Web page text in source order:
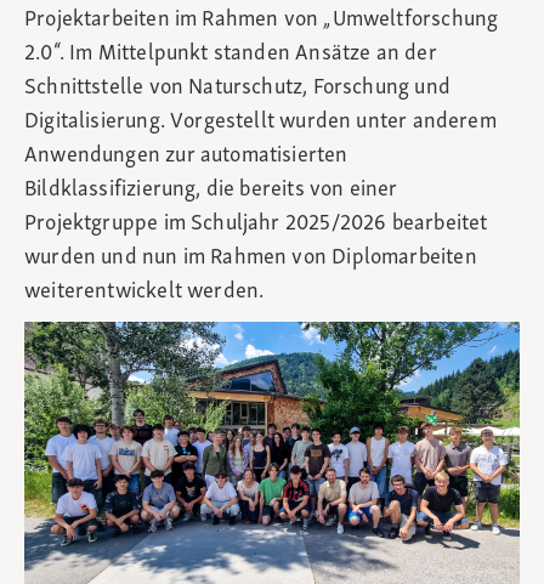
Projektarbeiten im Rahmen von „Umweltforschung
2.0“. Im Mittelpunkt standen Ansätze an der
Schnittstelle von Naturschutz, Forschung und
Digitalisierung. Vorgestellt wurden unter anderem
Anwendungen zur automatisierten
Bildklassifizierung, die bereits von einer
Projektgruppe im Schuljahr 2025/2026 bearbeitet
wurden und nun im Rahmen von Diplomarbeiten
weiterentwickelt werden.